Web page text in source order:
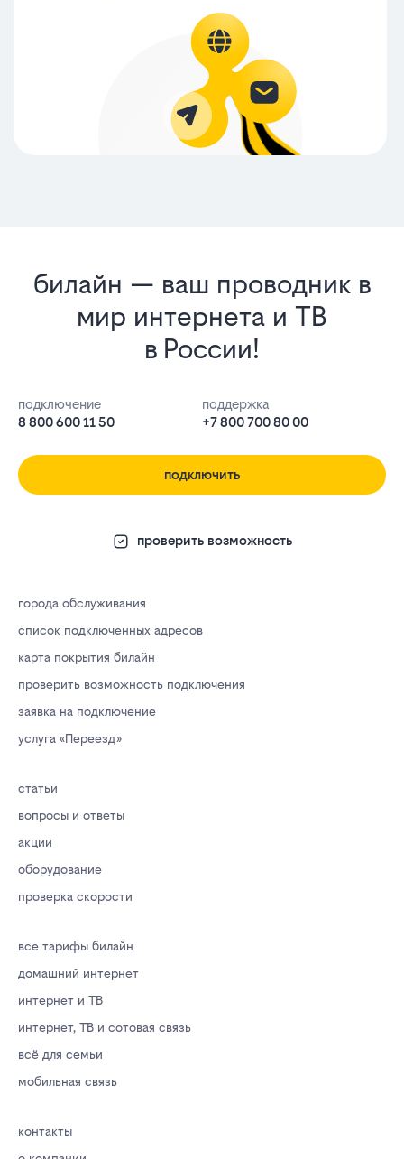
билайн — ваш проводник в
мир интернета и ТВ
в России!
подключение
8 800 600 11 50
поддержка
+7 800 700 80 00
подключить
проверить возможность
города обслуживания
список подключенных адресов
карта покрытия билайн
проверить возможность подключения
заявка на подключение
услуга «Переезд»
статьи
вопросы и ответы
акции
оборудование
проверка скорости
все тарифы билайн
домашний интернет
интернет и ТВ
интернет, ТВ и сотовая связь
всё для семьи
мобильная связь
контакты